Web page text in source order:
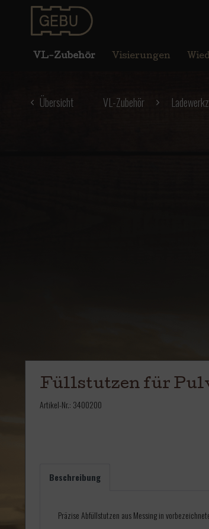
VL-Zubehör Visierungen
Übersicht VL-Zubehör
Füllstutzen für
Artikel-Nr.: 3400200
Beschreibung
Präzise Abfüllstutzen aus Messing in